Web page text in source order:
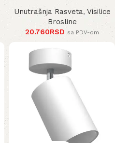
Unutrašnja Rasveta,Visilice
Brosline
20.760RSD sa PDV-om